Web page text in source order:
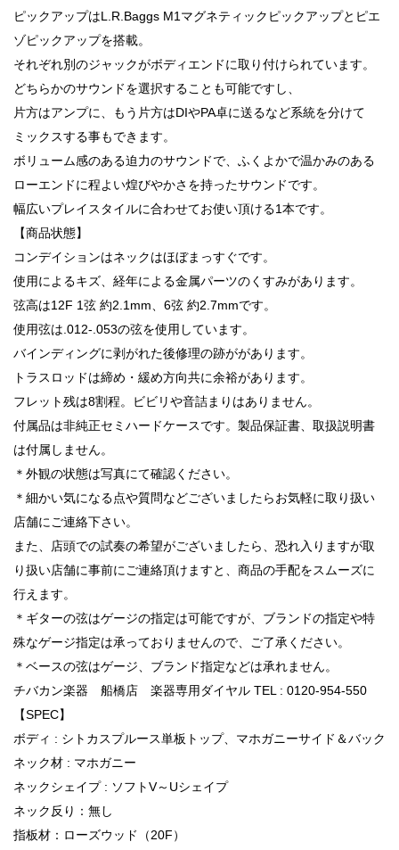
ピックアップはL.R.Baggs M1マグネティックピックアップとピエ
ゾピックアップを搭載。
それぞれ別のジャックがボディエンドに取り付けられています。
どちらかのサウンドを選択することも可能ですし、
片方はアンプに、もう片方はDIやPA卓に送るなど系統を分けて
ミックスする事もできます。
ボリューム感のある迫力のサウンドで、ふくよかで温かみのある
ローエンドに程よい煌びやかさを持ったサウンドです。
幅広いプレイスタイルに合わせてお使い頂ける1本です。
【商品状態】
コンデイションはネックはほぼまっすぐです。
使用によるキズ、経年による金属パーツのくすみがあります。
弦高は12F 1弦 約2.1mm、6弦 約2.7mmです。
使用弦は.012-.053の弦を使用しています。
バインディングに剥がれた後修理の跡ががあります。
トラスロッドは締め・緩め方向共に余裕があります。
フレット残は8割程。ビビリや音詰まりはありません。
付属品は非純正セミハードケースです。製品保証書、取扱説明書
は付属しません。
＊外観の状態は写真にて確認ください。
＊細かい気になる点や質問などございましたらお気軽に取り扱い
店舗にご連絡下さい。
また、店頭での試奏の希望がございましたら、恐れ入りますが取
り扱い店舗に事前にご連絡頂けますと、商品の手配をスムーズに
行えます。
＊ギターの弦はゲージの指定は可能ですが、ブランドの指定や特
殊なゲージ指定は承っておりませんので、ご了承ください。
＊ベースの弦はゲージ、ブランド指定などは承れません。
チバカン楽器 船橋店 楽器専用ダイヤル TEL : 0120-954-550
【SPEC】
ボディ : シトカスプルース単板トップ、マホガニーサイド＆バック
ネック材 : マホガニー
ネックシェイプ : ソフトV～Uシェイプ
ネック反り：無し
指板材：ローズウッド（20F）